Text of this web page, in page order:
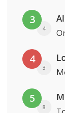
3
4
4
3
5
8